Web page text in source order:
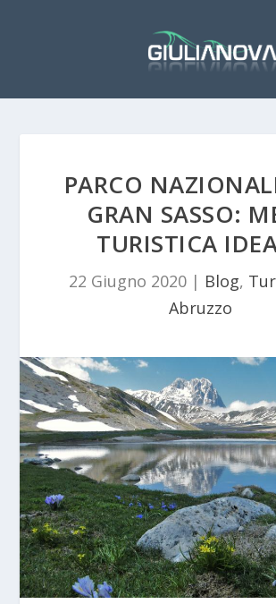
PARCO
GRAN SASSO:
TURISTICA
22 Giugno 2020| Blog,
Abruzzo